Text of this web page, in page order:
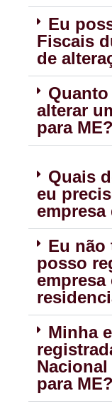
Eu
Fiscais
de
alterar
para ME?
Quais
eu
empresa
Eu não
posso
empresa
Minha
Nacional
para ME?